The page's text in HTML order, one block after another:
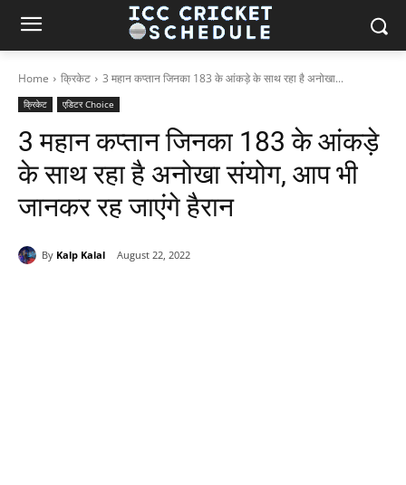
Home क्रिकेट 3 महान कप्तान जिनका 183 के आंकड़े के साथ रहा है अनोखा...
क्रिकेट एडिटर Choice
3 महान कप्तान जिनका 183 के आंकड़े
के साथ रहा है अनोखा संयोग, आप भी
जानकर रह जाएंगे हैरान
By Kalp Kalal August 22, 2022